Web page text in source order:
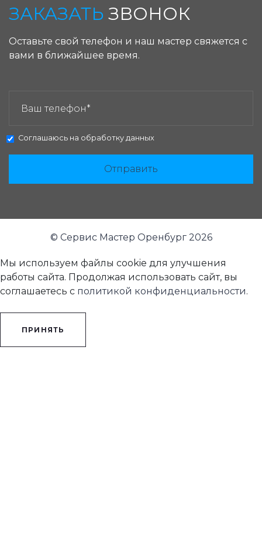
ЗАКАЗАТЬ ЗВОНОК
Оставьте свой телефон и наш мастер свяжется с
вами в ближайшее время.
Соглашаюсь на обработку данных
Отправить
© Сервис Мастер Оренбург 2026
Мы используем файлы cookie для улучшения
работы сайта. Продолжая использовать сайт, вы
соглашаетесь с политикой конфиденциальности.
ПРИНЯТЬ